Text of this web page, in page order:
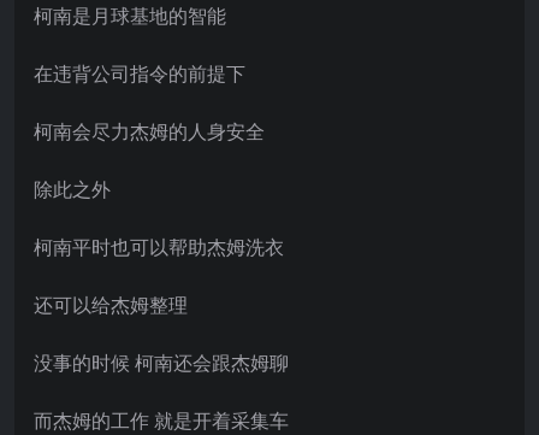
柯南是月球基地的智能
在违背公司指令的前提下
柯南会尽力杰姆的人身安全
除此之外
柯南平时也可以帮助杰姆洗衣
还可以给杰姆整理
没事的时候 柯南还会跟杰姆聊
而杰姆的工作 就是开着采集车